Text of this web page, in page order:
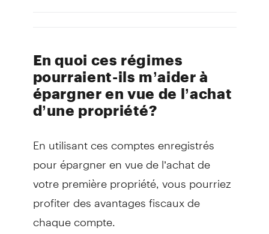
En quoi ces régimes
pourraient-ils m’aider à
épargner en vue de l’achat
d’une propriété?
En utilisant ces comptes enregistrés
pour épargner en vue de l’achat de
votre première propriété, vous pourriez
profiter des avantages fiscaux de
chaque compte.